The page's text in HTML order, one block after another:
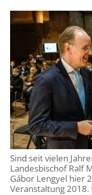
Sind seit vielen
Landesbischof Ralf
Gábor Lengyel hier
Veranstaltung 2018.